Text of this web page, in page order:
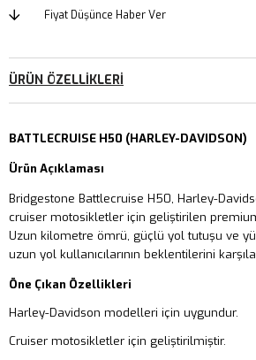
Fiyat Düşünce Haber Ver
ÜRÜN ÖZELLIKLERI
BATTLECRUISE H50 (HARLEY-DAVIDSON)
Ürün Açıklaması
Bridgestone Battlecruise H50, Harley-
cruiser motosikletler için geliştirilen
Uzun kilometre ömrü, güçlü yol tutuşu ve
uzun yol kullanıcılarının beklentilerini
Öne Çıkan Özellikleri
Harley-Davidson modelleri için uygundur.
Cruiser motosikletler için geliştirilmiştir.